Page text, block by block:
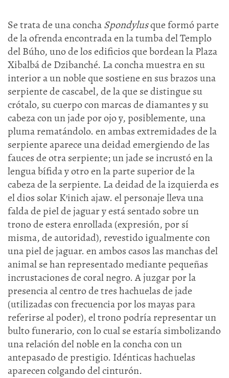
Se trata de una conchaSpondylusque formó parte
de la ofrenda encontrada en la tumba del Templo
del Búho, uno de los edificios que bordean la Plaza
Xibalbá de Dzibanché. La concha muestra en su
interior a un noble que sostiene en sus brazos una
serpiente de cascabel, de la que se distingue su
crótalo, su cuerpo con marcas de diamantes y su
cabeza con un jade por ojo y, posiblemente, una
pluma rematándolo. en ambas extremidades de la
serpiente aparece una deidad emergiendo de las
fauces de otra serpiente; un jade se incrustó en la
lengua bífida y otro en la parte superior de la
cabeza de la serpiente. La deidad de la izquierda es
el dios solar K’inich ajaw. el personaje lleva una
falda de piel de jaguar y está sentado sobre un
trono de estera enrollada (expresión, por sí
misma, de autoridad), revestido igualmente con
una piel de jaguar. en ambos casos las manchas del
animal se han representado mediante pequeñas
incrustaciones de coral negro. A juzgar por la
presencia al centro de tres hachuelas de jade
(utilizadas con frecuencia por los mayas para
referirse al poder), el trono podría representar un
bulto funerario, con lo cual se estaría simbolizando
una relación del noble en la concha con un
antepasado de prestigio. Idénticas hachuelas
aparecen colgando del cinturón.